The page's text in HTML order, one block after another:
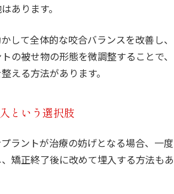
あります。
して全体的な咬合バランスを改善し、
の被せ物の形態を微調整することで、
える方法があります。
という選択肢
ラントが治療の妨げとなる場合、一度
矯正終了後に改めて埋入する方法もあ